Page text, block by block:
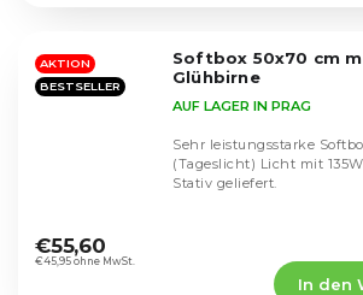
Sternen.
AKTION
BESTSELLER
Softbox 50x70 cm
Glühbirne
durchschnittliche
Produktbewertung
AUF LAGER IN PRAG
€45,95 ohne MwSt.
€55,60
In den
Sehr leistungsstarke
(Tageslicht) Licht mit
Stativ geliefert.